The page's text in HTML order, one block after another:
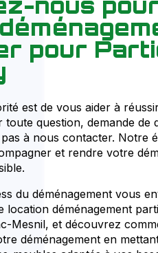
pour
est de vous aider à
toute question, demande de
à nous contacter. Notre
et rendre votre
du déménagement vous
location déménagement
Mesnil, et découvrez
déménagement en